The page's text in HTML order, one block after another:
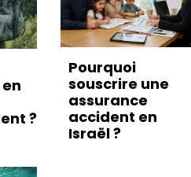
?
Pourquoi
souscrire une
assurance
accident en
Israël ?